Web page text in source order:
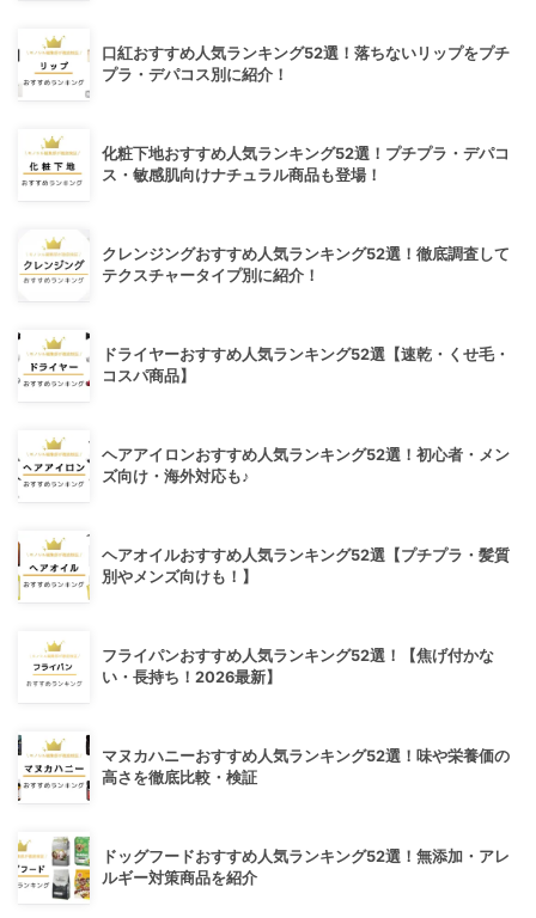
口紅おすすめ人気ランキング52選！落ちないリップをプチ
プラ・デパコス別に紹介！
化粧下地おすすめ人気ランキング52選！プチプラ・デパコ
ス・敏感肌向けナチュラル商品も登場！
クレンジングおすすめ人気ランキング52選！徹底調査して
テクスチャータイプ別に紹介！
ドライヤーおすすめ人気ランキング52選【速乾・くせ毛・
コスパ商品】
ヘアアイロンおすすめ人気ランキング52選！初心者・メン
ズ向け・海外対応も♪
ヘアオイルおすすめ人気ランキング52選【プチプラ・髪質
別やメンズ向けも！】
フライパンおすすめ人気ランキング52選！【焦げ付かな
い・長持ち！2026最新】
マヌカハニーおすすめ人気ランキング52選！味や栄養価の
高さを徹底比較・検証
ドッグフードおすすめ人気ランキング52選！無添加・アレ
ルギー対策商品を紹介